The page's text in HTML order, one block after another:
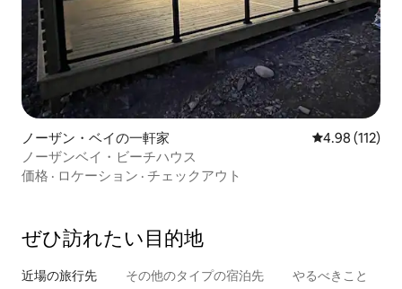
ノーザン・ベイの一軒家 レビュー112
4.98 (112)
ノーザンベイ・ビーチハウス
価格 · ロケーション · チェックアウト
ぜひ訪⁠れ⁠た⁠い目⁠的⁠地
近場の旅行先 その他のタ⁠イ⁠プ⁠の宿⁠泊⁠先 やるべきこと